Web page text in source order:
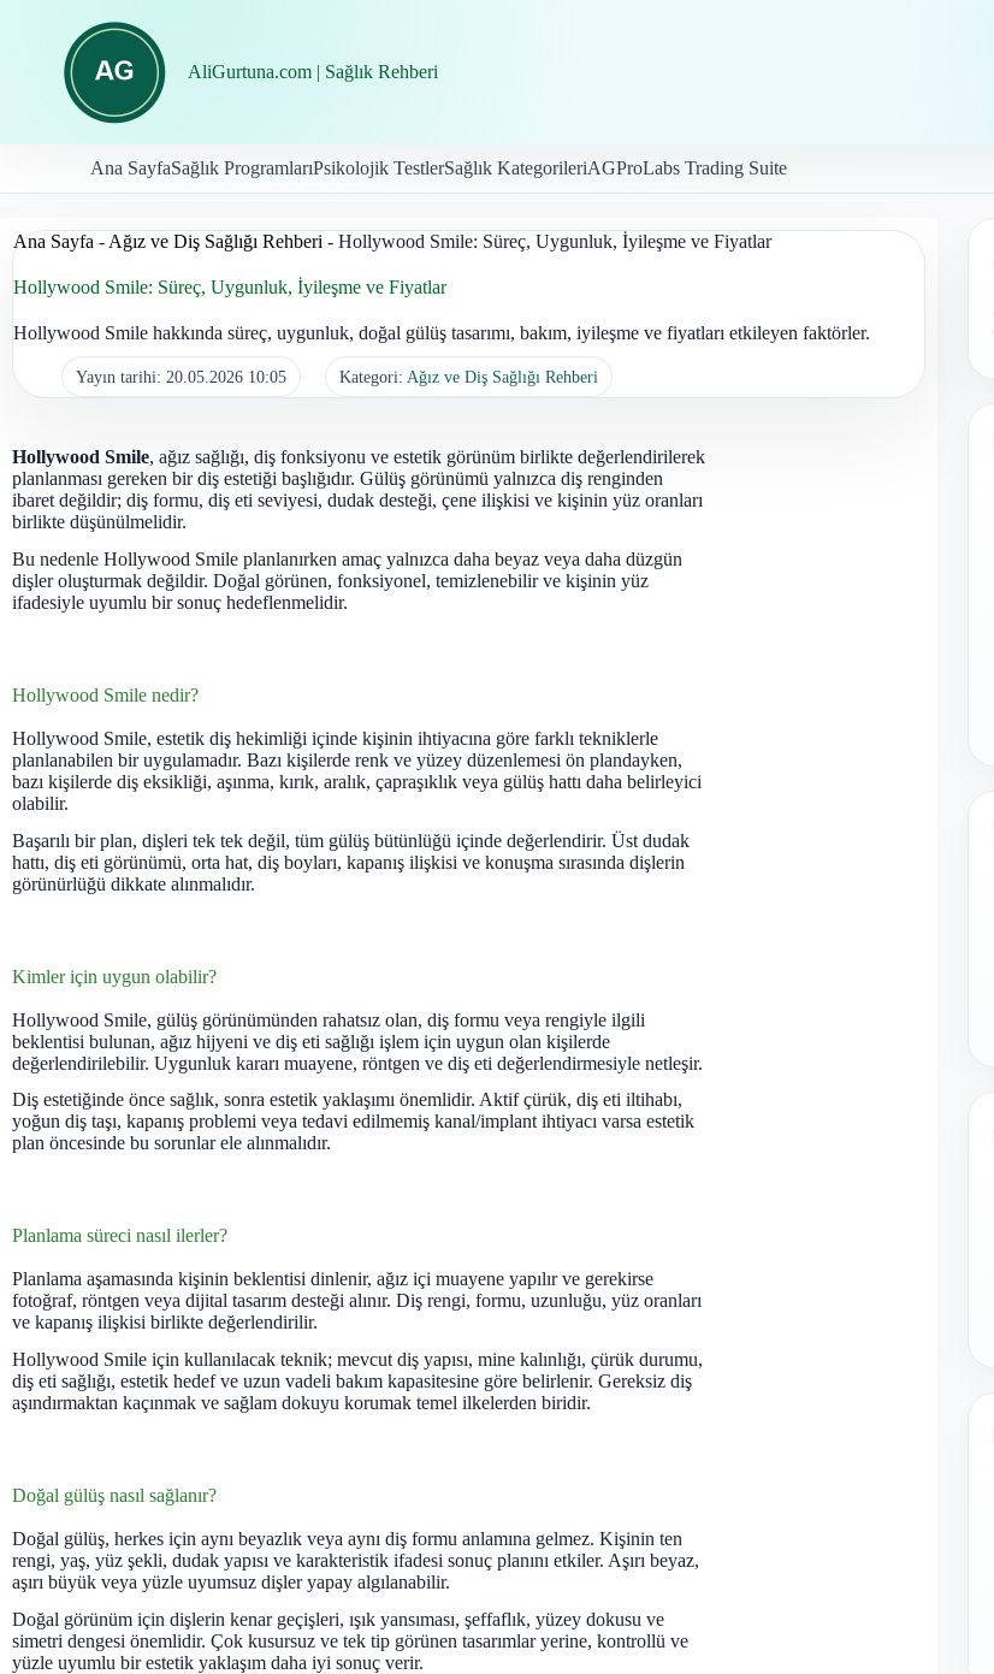
AliGurtuna.com | Sağlık Rehberi
Ana SayfaSağlık ProgramlarıPsikolojik TestlerSağlık KategorileriAGProLabs Trading Suite
Ana Sayfa - Ağız ve Diş Sağlığı Rehberi - Hollywood Smile: Süreç, Uygunluk, İyileşme ve Fiyatlar
Hollywood Smile: Süreç, Uygunluk, İyileşme ve Fiyatlar
Hollywood Smile hakkında süreç, uygunluk, doğal gülüş tasarımı, bakım, iyileşme ve fiyatları etkileyen faktörler.
Yayın tarihi: 20.05.2026 10:05 Kategori: Ağız ve Diş Sağlığı Rehberi
Hollywood Smile, ağız sağlığı, diş fonksiyonu ve estetik görünüm birlikte değerlendirilerek
planlanması gereken bir diş estetiği başlığıdır. Gülüş görünümü yalnızca diş renginden
ibaret değildir; diş formu, diş eti seviyesi, dudak desteği, çene ilişkisi ve kişinin yüz oranları
birlikte düşünülmelidir.
Bu nedenle Hollywood Smile planlanırken amaç yalnızca daha beyaz veya daha düzgün
dişler oluşturmak değildir. Doğal görünen, fonksiyonel, temizlenebilir ve kişinin yüz
ifadesiyle uyumlu bir sonuç hedeflenmelidir.
Hollywood Smile nedir?
Hollywood Smile, estetik diş hekimliği içinde kişinin ihtiyacına göre farklı tekniklerle
planlanabilen bir uygulamadır. Bazı kişilerde renk ve yüzey düzenlemesi ön plandayken,
bazı kişilerde diş eksikliği, aşınma, kırık, aralık, çapraşıklık veya gülüş hattı daha belirleyici
olabilir.
Başarılı bir plan, dişleri tek tek değil, tüm gülüş bütünlüğü içinde değerlendirir. Üst dudak
hattı, diş eti görünümü, orta hat, diş boyları, kapanış ilişkisi ve konuşma sırasında dişlerin
görünürlüğü dikkate alınmalıdır.
Kimler için uygun olabilir?
Hollywood Smile, gülüş görünümünden rahatsız olan, diş formu veya rengiyle ilgili
beklentisi bulunan, ağız hijyeni ve diş eti sağlığı işlem için uygun olan kişilerde
değerlendirilebilir. Uygunluk kararı muayene, röntgen ve diş eti değerlendirmesiyle netleşir.
Diş estetiğinde önce sağlık, sonra estetik yaklaşımı önemlidir. Aktif çürük, diş eti iltihabı,
yoğun diş taşı, kapanış problemi veya tedavi edilmemiş kanal/implant ihtiyacı varsa estetik
plan öncesinde bu sorunlar ele alınmalıdır.
Planlama süreci nasıl ilerler?
Planlama aşamasında kişinin beklentisi dinlenir, ağız içi muayene yapılır ve gerekirse
fotoğraf, röntgen veya dijital tasarım desteği alınır. Diş rengi, formu, uzunluğu, yüz oranları
ve kapanış ilişkisi birlikte değerlendirilir.
Hollywood Smile için kullanılacak teknik; mevcut diş yapısı, mine kalınlığı, çürük durumu,
diş eti sağlığı, estetik hedef ve uzun vadeli bakım kapasitesine göre belirlenir. Gereksiz diş
aşındırmaktan kaçınmak ve sağlam dokuyu korumak temel ilkelerden biridir.
Doğal gülüş nasıl sağlanır?
Doğal gülüş, herkes için aynı beyazlık veya aynı diş formu anlamına gelmez. Kişinin ten
rengi, yaş, yüz şekli, dudak yapısı ve karakteristik ifadesi sonuç planını etkiler. Aşırı beyaz,
aşırı büyük veya yüzle uyumsuz dişler yapay algılanabilir.
Doğal görünüm için dişlerin kenar geçişleri, ışık yansıması, şeffaflık, yüzey dokusu ve
simetri dengesi önemlidir. Çok kusursuz ve tek tip görünen tasarımlar yerine, kontrollü ve
yüzle uyumlu bir estetik yaklaşım daha iyi sonuç verir.